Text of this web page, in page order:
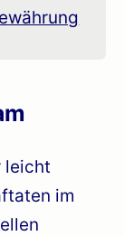
leicht
im